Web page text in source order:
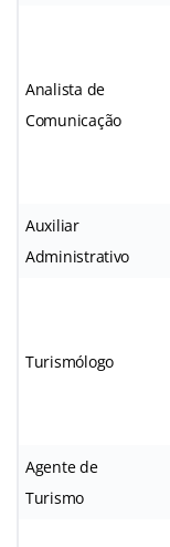
Analista de
Comunicação
Auxiliar
Administrativo
Turismólogo
Agente de
Turismo